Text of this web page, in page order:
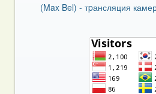
(Max Bel) - тpансляция